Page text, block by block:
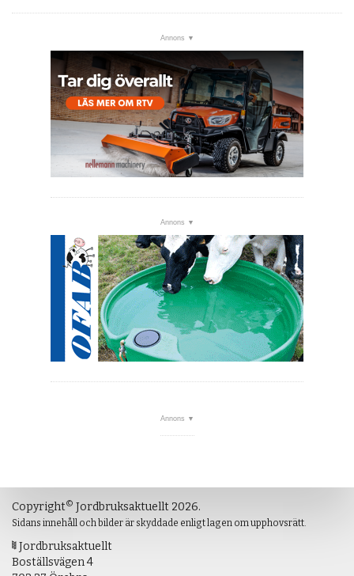
Copyright© Jordbruksaktuellt 2026.
Sidans innehåll och bilder är skyddade enligt lagen om upphovsrätt.
Jordbruksaktuellt
Boställsvägen 4